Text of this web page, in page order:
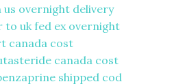
us overnight delivery
to uk fed ex overnight
canada cost
canada cost
shipped cod